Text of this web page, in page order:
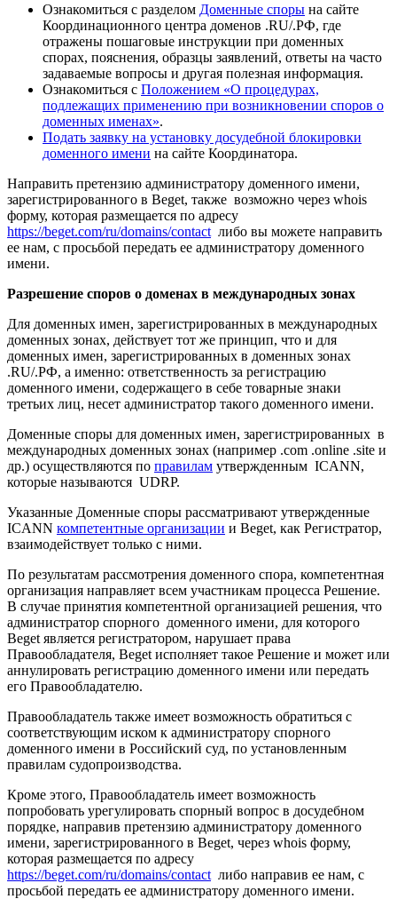
Ознакомиться с разделом Доменные споры на сайте
Координационного центра доменов .RU/.РФ, где
отражены пошаговые инструкции при доменных
спорах, пояснения, образцы заявлений, ответы на часто
задаваемые вопросы и другая полезная информация.
Ознакомиться с Положением «О процедурах,
подлежащих применению при возникновении споров о
доменных именах».
Подать заявку на установку досудебной блокировки
доменного имени на сайте Координатора.
Направить претензию администратору доменного имени,
зарегистрированного в Beget, также возможно через whois
форму, которая размещается по адресу
https://beget.com/ru/domains/contact либо вы можете направить
ее нам, с просьбой передать ее администратору доменного
имени.
Разрешение споров о доменах в международных зонах
Для доменных имен, зарегистрированных в международных
доменных зонах, действует тот же принцип, что и для
доменных имен, зарегистрированных в доменных зонах
.RU/.РФ, а именно: ответственность за регистрацию
доменного имени, содержащего в себе товарные знаки
третьих лиц, несет администратор такого доменного имени.
Доменные споры для доменных имен, зарегистрированных в
международных доменных зонах (например .com .online .site и
др.) осуществляются по правилам утвержденным ICANN,
которые называются UDRP.
Указанные Доменные споры рассматривают утвержденные
ICANN компетентные организации и Beget, как Регистратор,
взаимодействует только с ними.
По результатам рассмотрения доменного спора, компетентная
организация направляет всем участникам процесса Решение.
В случае принятия компетентной организацией решения, что
администратор спорного доменного имени, для которого
Beget является регистратором, нарушает права
Правообладателя, Beget исполняет такое Решение и может или
аннулировать регистрацию доменного имени или передать
его Правообладателю.
Правообладатель также имеет возможность обратиться с
соответствующим иском к администратору спорного
доменного имени в Российский суд, по установленным
правилам судопроизводства.
Кроме этого, Правообладатель имеет возможность
попробовать урегулировать спорный вопрос в досудебном
порядке, направив претензию администратору доменного
имени, зарегистрированного в Beget, через whois форму,
которая размещается по адресу
https://beget.com/ru/domains/contact либо направив ее нам, с
просьбой передать ее администратору доменного имени.